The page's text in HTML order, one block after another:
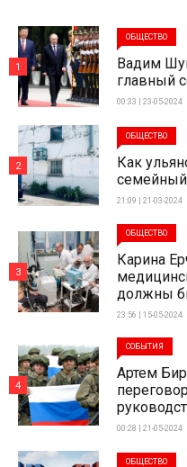
ОБЩЕСТВО
Вадим
главный
00:33 | 23-05-2024
1
ОБЩЕСТВО
Как
семейный
21:09 | 21-03-2024
2
ОБЩЕСТВО
Карина
должны
23:56 | 15-05-2024
3
СОБЫТИЯ
Артем
00:28 | 21-05-2024
4
ОБЩЕСТВО